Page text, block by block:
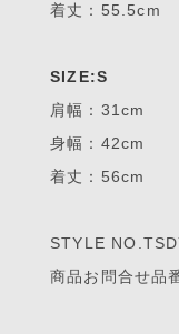
着丈：55.5cm
SIZE:S
肩幅：31cm
身幅：42cm
着丈：56cm
STYLE
商品お問合せ品